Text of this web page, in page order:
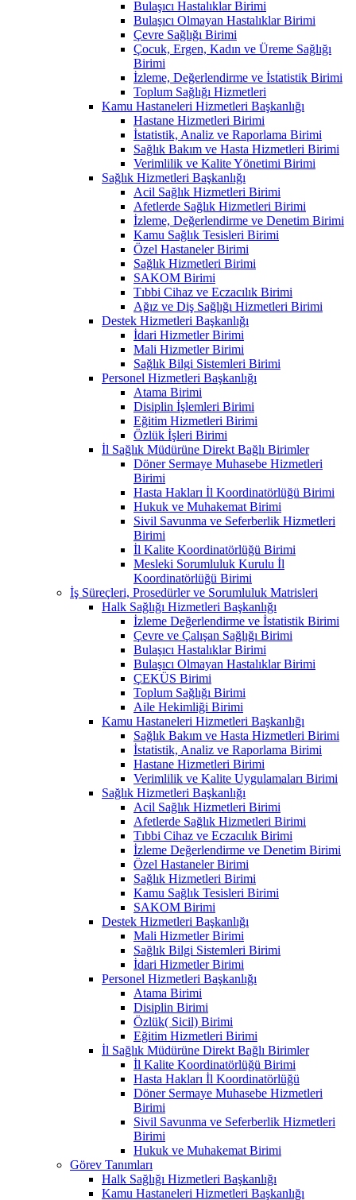
Bulaşıcı Hastalıklar Birimi
Bulaşıcı Olmayan Hastalıklar Birimi
Çevre Sağlığı Birimi
Çocuk, Ergen, Kadın ve Üreme Sağlığı
Birimi
İzleme, Değerlendirme ve İstatistik Birimi
Toplum Sağlığı Hizmetleri
Kamu Hastaneleri Hizmetleri Başkanlığı
Hastane Hizmetleri Birimi
İstatistik, Analiz ve Raporlama Birimi
Sağlık Bakım ve Hasta Hizmetleri Birimi
Verimlilik ve Kalite Yönetimi Birimi
Sağlık Hizmetleri Başkanlığı
Acil Sağlık Hizmetleri Birimi
Afetlerde Sağlık Hizmetleri Birimi
İzleme, Değerlendirme ve Denetim Birimi
Kamu Sağlık Tesisleri Birimi
Özel Hastaneler Birimi
Sağlık Hizmetleri Birimi
SAKOM Birimi
Tıbbi Cihaz ve Eczacılık Birimi
Ağız ve Diş Sağlığı Hizmetleri Birimi
Destek Hizmetleri Başkanlığı
İdari Hizmetler Birimi
Mali Hizmetler Birimi
Sağlık Bilgi Sistemleri Birimi
Personel Hizmetleri Başkanlığı
Atama Birimi
Disiplin İşlemleri Birimi
Eğitim Hizmetleri Birimi
Özlük İşleri Birimi
İl Sağlık Müdürüne Direkt Bağlı Birimler
Döner Sermaye Muhasebe Hizmetleri
Birimi
Hasta Hakları İl Koordinatörlüğü Birimi
Hukuk ve Muhakemat Birimi
Sivil Savunma ve Seferberlik Hizmetleri
Birimi
İl Kalite Koordinatörlüğü Birimi
Mesleki Sorumluluk Kurulu İl
Koordinatörlüğü Birimi
İş Süreçleri, Prosedürler ve Sorumluluk Matrisleri
Halk Sağlığı Hizmetleri Başkanlığı
İzleme Değerlendirme ve İstatistik Birimi
Çevre ve Çalışan Sağlığı Birimi
Bulaşıcı Hastalıklar Birimi
Bulaşıcı Olmayan Hastalıklar Birimi
ÇEKÜS Birimi
Toplum Sağlığı Birimi
Aile Hekimliği Birimi
Kamu Hastaneleri Hizmetleri Başkanlığı
Sağlık Bakım ve Hasta Hizmetleri Birimi
İstatistik, Analiz ve Raporlama Birimi
Hastane Hizmetleri Birimi
Verimlilik ve Kalite Uygulamaları Birimi
Sağlık Hizmetleri Başkanlığı
Acil Sağlık Hizmetleri Birimi
Afetlerde Sağlık Hizmetleri Birimi
Tıbbi Cihaz ve Eczacılık Birimi
İzleme Değerlendirme ve Denetim Birimi
Özel Hastaneler Birimi
Sağlık Hizmetleri Birimi
Kamu Sağlık Tesisleri Birimi
SAKOM Birimi
Destek Hizmetleri Başkanlığı
Mali Hizmetler Birimi
Sağlık Bilgi Sistemleri Birimi
İdari Hizmetler Birimi
Personel Hizmetleri Başkanlığı
Atama Birimi
Disiplin Birimi
Özlük( Sicil) Birimi
Eğitim Hizmetleri Birimi
İl Sağlık Müdürüne Direkt Bağlı Birimler
İl Kalite Koordinatörlüğü Birimi
Hasta Hakları İl Koordinatörlüğü
Döner Sermaye Muhasebe Hizmetleri
Birimi
Sivil Savunma ve Seferberlik Hizmetleri
Birimi
Hukuk ve Muhakemat Birimi
Görev Tanımları
Halk Sağlığı Hizmetleri Başkanlığı
Kamu Hastaneleri Hizmetleri Başkanlığı